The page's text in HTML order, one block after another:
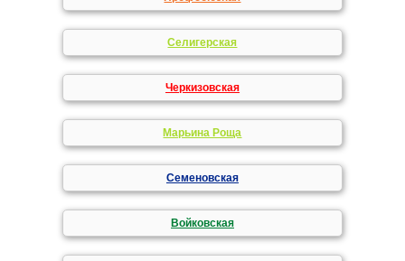
Селигерская
Черкизовская
Марьина Роща
Семеновская
Войковская